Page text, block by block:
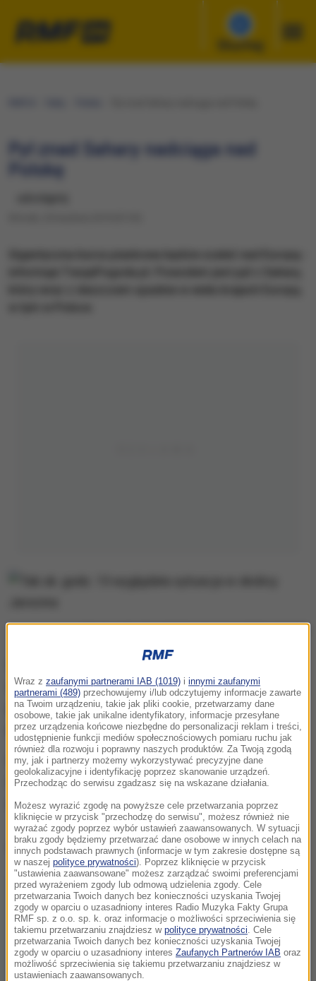
Słuchaj
Pył znad Sahary nadciąga nad
Polskę
Serwis informuje, że już w tym tygodniu należy
spodziewać się pyłu, który przywędruje znad
pustyni. Porywisty wiatr nad Saharą uniesie tony
pyłu, który będzie przemieszczał się nad Europę.
W najbliższych dniach niebo nad krajami zachodniej
i południowej Europy może pod wpływem pyłu
zmieniać barwę na żółto-pomarańczową.
Dalsza część artykułu pod materiałem video:
Wraz z zaufanymi partnerami IAB (1019) i innymi zaufanymi
partnerami (489) przechowujemy i/lub odczytujemy informacje zawarte
na Twoim urządzeniu, takie jak pliki cookie, przetwarzamy dane
osobowe, takie jak unikalne identyfikatory, informacje przesyłane
przez urządzenia końcowe niezbędne do personalizacji reklam i treści,
udostępnienie funkcji mediów społecznościowych pomiaru ruchu jak
również dla rozwoju i poprawny naszych produktów. Za Twoją zgodą
my, jak i partnerzy możemy wykorzystywać precyzyjne dane
geolokalizacyjne i identyfikację poprzez skanowanie urządzeń.
Przechodząc do serwisu zgadzasz się na wskazane działania.
Możesz wyrazić zgodę na powyższe cele przetwarzania poprzez
kliknięcie w przycisk "przechodzę do serwisu", możesz również nie
wyrażać zgody poprzez wybór ustawień zaawansowanych. W sytuacji
braku zgody będziemy przetwarzać dane osobowe w innych celach na
innych podstawach prawnych (informacje w tym zakresie dostępne są
w naszej polityce prywatności). Poprzez kliknięcie w przycisk
"ustawienia zaawansowane" możesz zarządzać swoimi preferencjami
przed wyrażeniem zgody lub odmową udzielenia zgody. Cele
przetwarzania Twoich danych bez konieczności uzyskania Twojej
zgody w oparciu o uzasadniony interes Radio Muzyka Fakty Grupa
RMF sp. z o.o. sp. k. oraz informacje o możliwości sprzeciwienia się
takiemu przetwarzaniu znajdziesz w polityce prywatności. Cele
przetwarzania Twoich danych bez konieczności uzyskania Twojej
zgody w oparciu o uzasadniony interes Zaufanych Partnerów IAB oraz
możliwość sprzeciwienia się takiemu przetwarzaniu znajdziesz w
ustawieniach zaawansowanych.